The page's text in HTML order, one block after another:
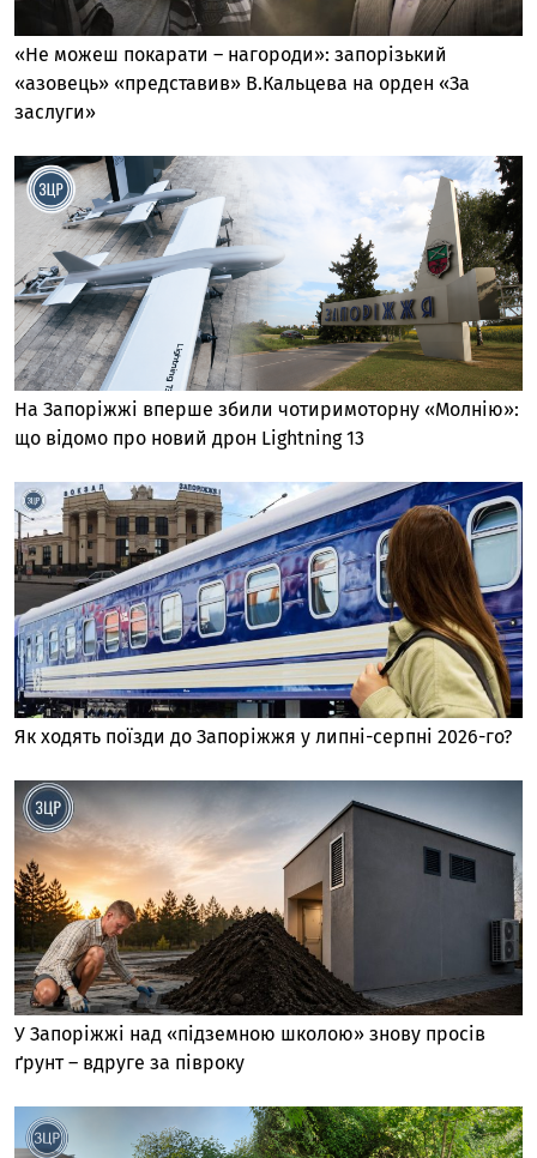
«Не можеш покарати – нагороди»: запорізький
«азовець» «представив» В.Кальцева на орден «За
заслуги»
На Запоріжжі вперше збили чотиримоторну «Молнію»:
що відомо про новий дрон Lightning 13
Як ходять поїзди до Запоріжжя у липні-серпні 2026-го?
У Запоріжжі над «підземною школою» знову просів
ґрунт – вдруге за півроку